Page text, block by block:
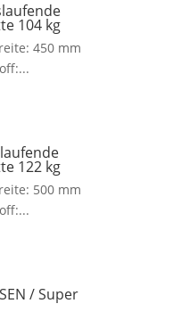
104 kg
450 mm
122 kg
500 mm
/ Super